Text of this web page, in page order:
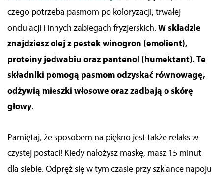
czego potrzeba pasmom po koloryzacji, trwałej
ondulacji i innych zabiegach fryzjerskich. W składzie
znajdziesz olej z pestek winogron (emolient),
proteiny jedwabiu oraz pantenol (humektant). Te
składniki pomogą pasmomodzyskać równowagę,
odżywią mieszki włosowe oraz zadbają o skórę
głowy.
Pamiętaj, że sposobem na piękno jest także relaksw
czystej postaci! Kiedy nałożysz maskę, masz 15 minut
dla siebie. Odpręż się w tym czasie przy szklance napoju